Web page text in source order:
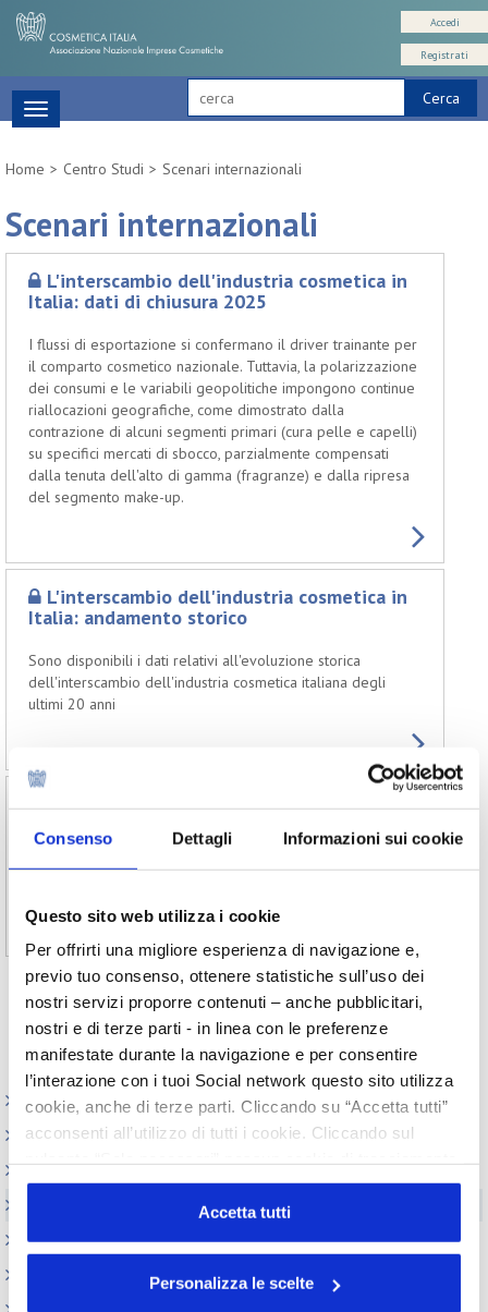
Consenso Dettagli Informazioni sui cookie
Questo sito web utilizza i cookie
Per offrirti una migliore esperienza di navigazione e,
previo tuo consenso, ottenere statistiche sull’uso dei
nostri servizi proporre contenuti – anche pubblicitari,
nostri e di terze parti - in linea con le preferenze
manifestate durante la navigazione e per consentire
l’interazione con i tuoi Social network questo sito utilizza
cookie, anche di terze parti. Cliccando su “Accetta tutti”
acconsenti all’utilizzo di tutti i cookie. Cliccando sul
o profilazione viene utilizzato. Cliccando su
“Personalizza le scelte” è possibile esprimere la propria
volontà in relazione a ciascuna categoria di cookie del
Accetta tutti
Personalizza le scelte
Cerca
Accedi
Registrati
Toggle
navigation
Home
Centro Studi Scenari internazionali
Scenari internazionali
L'interscambio dell'industria cosmetica in
Italia: dati di chiusura 2025
I flussi di esportazione si confermano il driver trainante per
il comparto cosmetico nazionale. Tuttavia, la polarizzazione
dei consumi e le variabili geopolitiche impongono continue
riallocazioni geografiche, come dimostrato dalla
contrazione di alcuni segmenti primari (cura pelle e capelli)
su specifici mercati di sbocco, parzialmente compensati
dalla tenuta dell'alto di gamma (fragranze) e dalla ripresa
del segmento make-up.
L'interscambio dell'industria cosmetica in
Italia: andamento storico
Sono disponibili i dati relativi all'evoluzione storica
dell'interscambio dell'industria cosmetica italiana degli
ultimi 20 anni
Consumi globali del beauty
Sono disponibili i dati relativi all'evoluzione storica 2020-
2025 e le attese future 2026-2030 dei consumi di
Prec.
Appuntamenti
Outlook: il nuovo report del Centro Studi
Contesto macroeconomico
Consumer trends
Precedenti pubblicazioni